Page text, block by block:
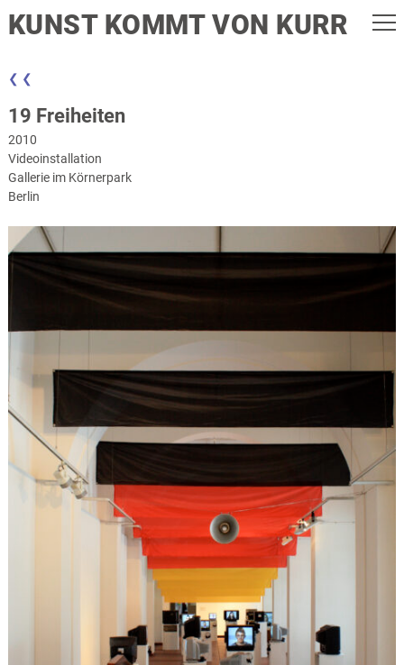
KUNST KOMMT VON KURR
❮ ❮
19 Freiheiten
2010
Videoinstallation
Gallerie im Körnerpark
Berlin